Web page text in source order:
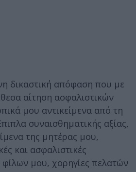
δικαστική απόφαση που με
αίτηση ασφαλιστικών
μου αντικείμενα από τη
συναισθηματικής αξίας,
της μητέρας μου,
και ασφαλιστικές
μου, χορηγίες πελατών